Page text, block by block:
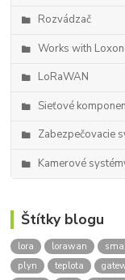
Rozvádzač
Works with
LoRaWAN
Sieťové
Zabezpečovacie
Kamerové
Štítky blogu
lora lorawan
plyn
teplota